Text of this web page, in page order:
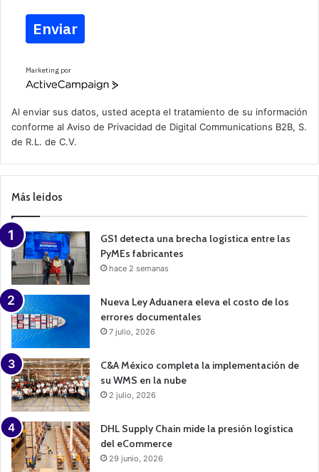
Enviar
Marketing por
A
v
e
a
m
a
n
Al enviar sus datos, usted acepta el tratamiento de su información
conforme al Aviso de Privacidad de Digital Communications B2B, S.
de R.L. de C.V.
Más leidos
GS1 detecta una brecha logística entre las
PyMEs fabricantes
hace 2 semanas
Nueva Ley Aduanera eleva el costo de los
errores documentales
7 julio, 2026
C&A México completa la implementación de
su WMS en la nube
2 julio, 2026
DHL Supply Chain mide la presión logística
del eCommerce
29 junio, 2026